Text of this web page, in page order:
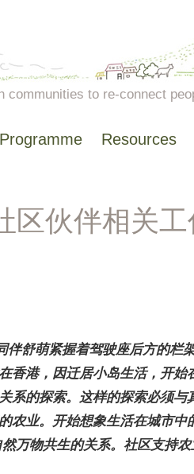
communities to re-connect
Resources
伙伴相关
舒萌紧握着驾驶座后方的
香港，因迁居小岛生活，开
系的探索。这样的探索必须
农业。开始想象生活在城市
万物共生的关系。社区支